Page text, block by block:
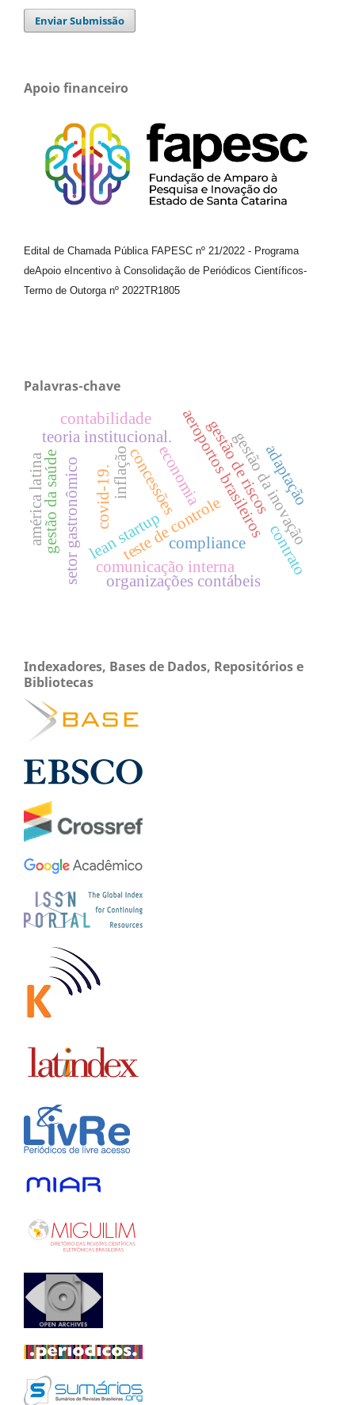
Enviar Submissão
Apoio financeiro
Edital de Chamada Pública FAPESC nº 21/2022 - Programa
deApoio e Incentivo à Consolidação de Periódicos Científicos-
Termo de Outorga nº 2022TR1805
Palavras-chave
covid-19. concessõesaeroportos brasileiros
teoria institucional.
teste de controle
gestão de riscos
compliance
lean startup gestão da inovação
setor gastronômico adaptação
comunicação interna
gestão da saúde
organizações contábeis
economia
contabilidade
contrato
inflação
américa latina
Indexadores, Bases de Dados, Repositórios e
Bibliotecas